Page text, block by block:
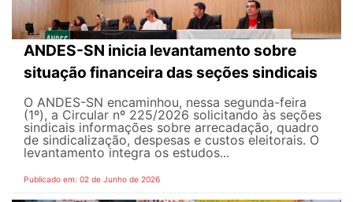
ANDES-SN inicia levantamento sobre
situação financeira das seções sindicais
O ANDES-SN encaminhou, nessa segunda-feira
(1º), a Circular nº 225/2026 solicitando às seções
sindicais informações sobre arrecadação, quadro
de sindicalização, despesas e custos eleitorais. O
levantamento integra os estudos...
Publicado em: 02 de Junho de 2026